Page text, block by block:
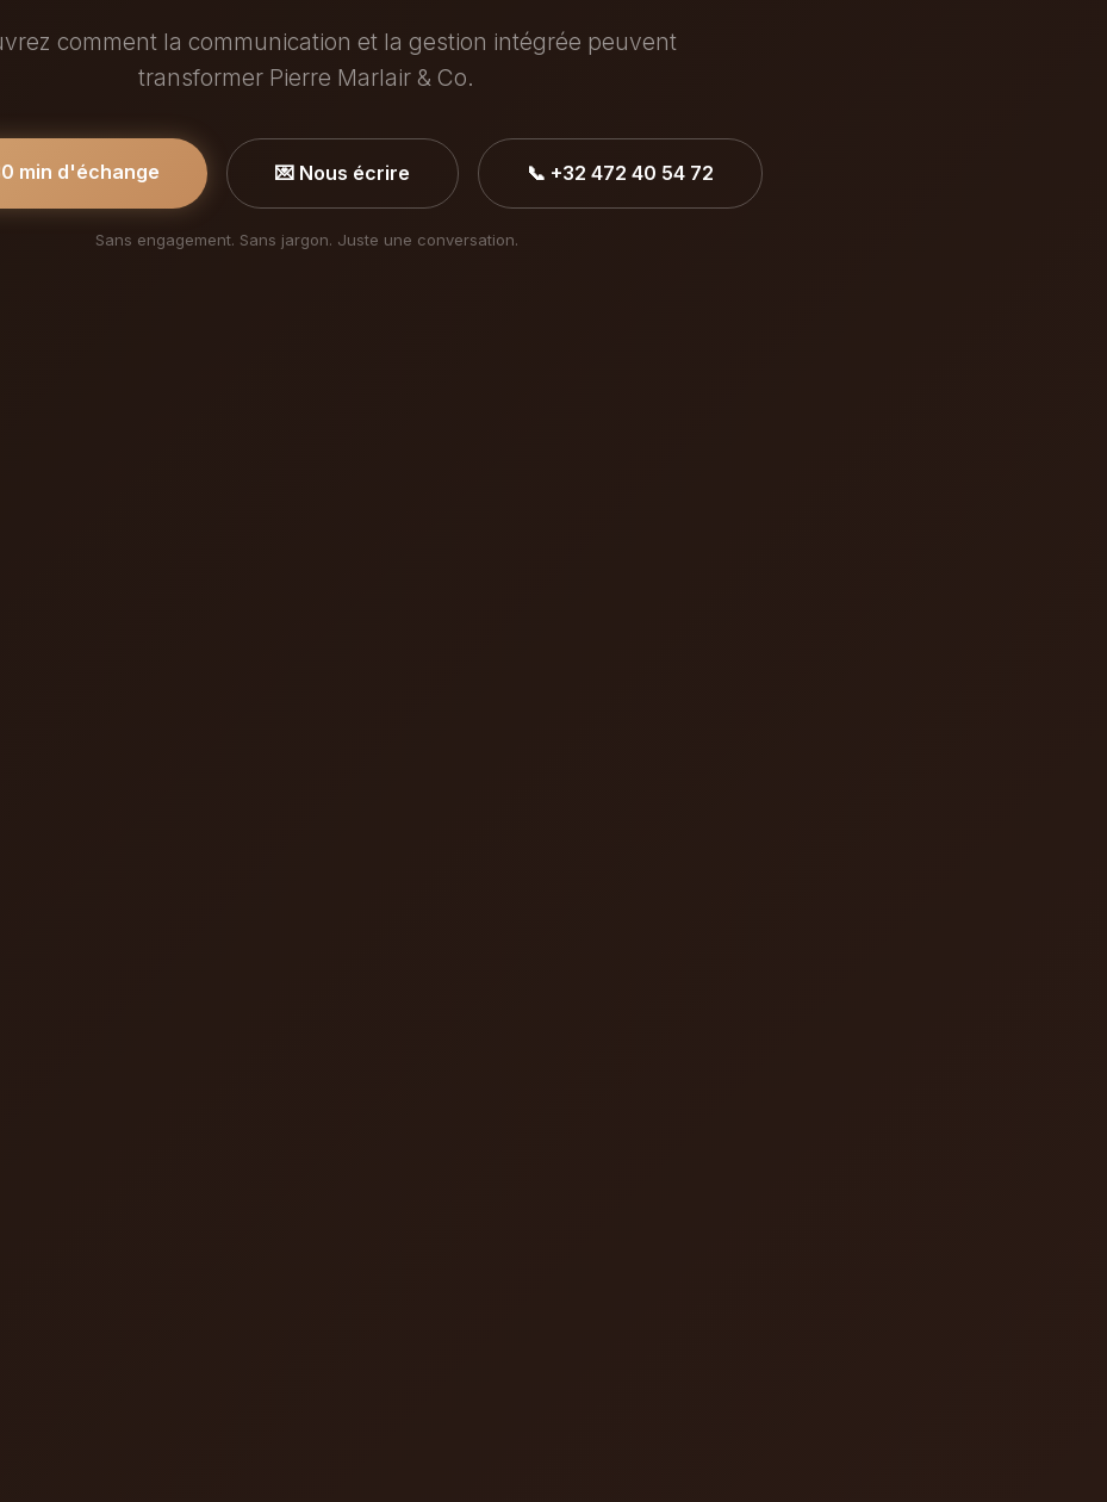
comment la communication et la gestion intégrée peuvent
transformer Pierre Marlair & Co.
min d'échange 💌 Nous écrire 📞 +32 472 40 54 72
Sans engagement. Sans jargon. Juste une conversation.